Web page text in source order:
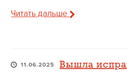
Читать дальше
11.06.2025
Вышла